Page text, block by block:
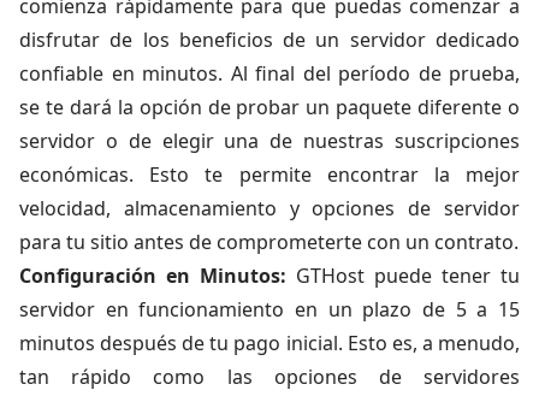
comienza rápidamente para que puedas comenzar a
disfrutar de los beneficios de un servidor dedicado
confiable en minutos. Al final del período de prueba,
se te dará la opción de probar un paquete diferente o
servidor o de elegir una de nuestras suscripciones
económicas. Esto te permite encontrar la mejor
velocidad, almacenamiento y opciones de servidor
para tu sitio antes de comprometerte con un contrato.
Configuración en Minutos: GTHost puede tener tu
servidor en funcionamiento en un plazo de 5 a 15
minutos después de tu pago inicial. Esto es, a menudo,
tan rápido como las opciones de servidores